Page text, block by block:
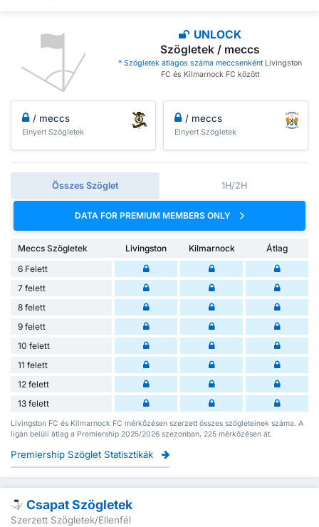
UNLOCK
Szögletek / meccs
* Szögletek átlagos száma meccsenkéntLivingston
FC és Kilmarnock FC között
/ meccs
Elnyert Szögletek
/ meccs
Elnyert Szögletek
Összes Szöglet 1H/2H
DATA FOR PREMIUM MEMBERS ONLY
Meccs Szögletek Livingston Kilmarnock
Átlag
6 Felett
7 felett
8 felett
9 felett
10 felett
11 felett
12 felett
13 felett
Livingston FC és Kilmarnock FC mérkőzésen szerzett összes szögleteinek száma. A
ligán belüli átlag a Premiership 2025/2026 szezonban, 225 mérkőzésen át.
Premiership Szöglet Statisztikák
Csapat Szögletek
Szerzett Szögletek/Ellenfél